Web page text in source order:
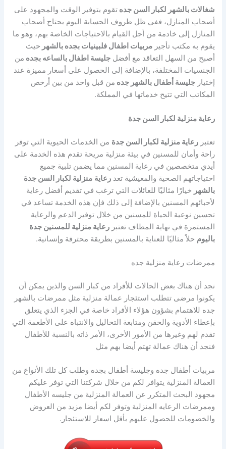
شغالات بالشهر لكبار السن جدهتقوم بتوفير الوقت والمجهود على
أصحاب المنازل، ففي ظل ظروف الحسابة اليوم يحتاج أصحاب
المنازل إلى خادمة من أجل القيام بالاحتياجات الخاصة بهم، وهو ما
يقوم به مكتب تأجيرمربيات اطفال فلبينيات بجده بالشهر حيث
أصبح من السهل التعاقد مع أفضلجليسة اطفال بالساعه بجده من
الجنسيات المختلفة، بالإضافة إلى الحصول على أسعار مميزة عند
إختيارجليسة أطفال بالشهر جده من قبل واحد من بين أرخص
المكاتب التي تتيح خدماتها في المملكة.
رعاية منزلية لكبار السن جدة
تعتبررعاية منزلية لكبار السن جدة من الخدمات الحيوية التي توفر
راحة وأمان للمسنين في بيئة منزلية مريحة تقدم هذه الخدمة على
أيدي متخصصين في رعاية المسنين مما يضمن تلبية جميع
احتياجاتهم الصحية والمعيشية تعدرعاية منزلية لكبار السن جدة
بالشهر خيارًا مثاليًا للعائلات التي ترغب في تقديم أفضل رعاية
لأحبائهم المسنين بالإضافة إلى ذلك فإن هذه الخدمة تساعد في
تحسين نوعية الحياة للمسنين من خلال توفير الدعم والرعاية
المستمرة في نهاية المطاف تعتبررعاية منزلية للمسنين جدة
باليوم حلاً مثاليًا للعناية بالمسنين بطريقة محترفة وإنسانية.
ممرضات رعاية منزلية جده
نجد أن هناك بعض الحالات للأفراد من كبار السن والذين يمكن أن
يكونوا مرضى تتطلب استئجار عمالة منزلية مثل ممرضات بالشهر
جده للاهتمام بشؤون هؤلاء الأفراد خاصة في الجزء الذي يتعلق
بإعطاء الأدوية والحقن ومتابعة التحاليل والانتباه على الأطعمة التي
تقدم لهم وغيرها من الأمور الأخرى، الأمر ذاته بالنسبة للأطفال
فنجد أن هناك عمالة تهتم أيضا بهم مثل
مربيات أطفال جده وجليسة أطفال بجده وطلب كل تلك الأنواع من
العمالة المنزلية يتوافر لكم من خلال شركتنا التي توفر عليكم
مجهود البحث المتكرر عن العمالة المنزلية من جليسه الأطفال
وممرضات الرعايه المنزلية وتوفر لكم أيضا مزيد من العروض
والخصومات للحصول عليهم بأقل اسعار للاستئجار.